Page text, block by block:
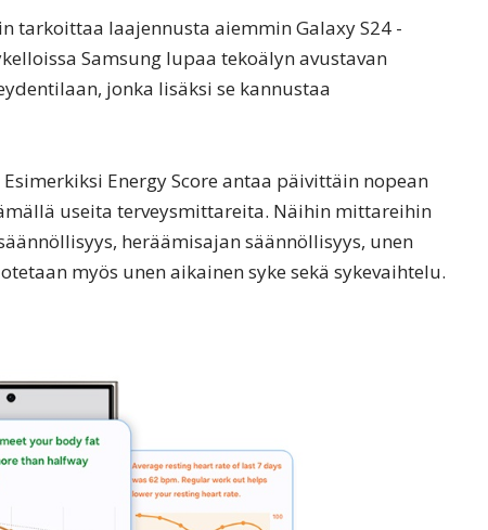
tarkoittaa laajennusta aiemmin Galaxy S24 -
Samsung lupaa tekoälyn avustavan
jonka lisäksi se kannustaa
Energy Score antaa päivittäin nopean
useita terveysmittareita. Näihin mittareihin
heräämisajan säännöllisyys, unen
myös unen aikainen syke sekä sykevaihtelu.